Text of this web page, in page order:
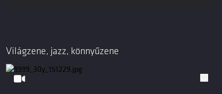
Világzene, jazz, könnyűzene